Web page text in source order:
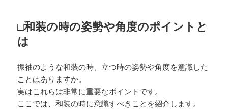
□和装の時の姿勢や角度のポイントと
は
振袖のような和装の時、立つ時の姿勢や角度を意識した
ことはありますか。
実はこれらは非常に重要なポイントです。
ここでは、和装の時に意識すべきことを紹介します。